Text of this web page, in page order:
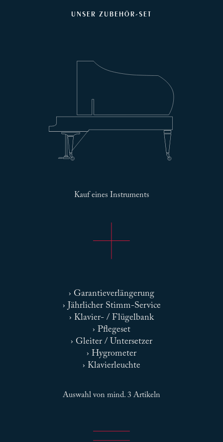
UNSER ZUBEHÖR-SET
Kauf eines Instruments
› Garantieverlängerung
› Jährlicher Stimm-Service
› Klavier- / Flügelbank
› Pflegeset
› Gleiter / Untersetzer
› Hygrometer
› Klavierleuchte
Auswahl von mind. 3 Artikeln